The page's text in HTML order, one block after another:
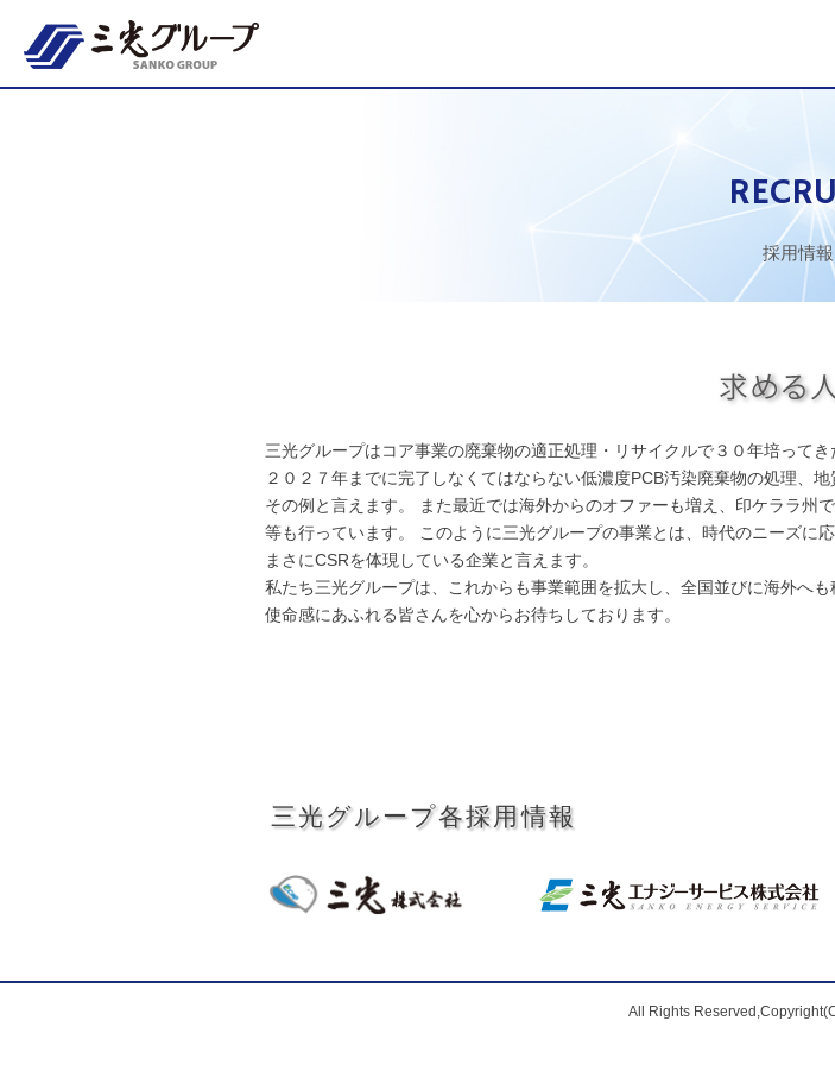
採用情報
三光グループはコア事業の廃棄物の適正処理・リサイクルで３０年培って
２０２７年までに完了しなくてはならない低濃度PCB汚染廃棄物の処理、
その例と言えます。 また最近では海外からのオファーも増え、印ケララ州
等も行っています。 このように三光グループの事業とは、時代のニーズに
まさにCSRを体現している企業と言えます。
私たち三光グループは、これからも事業範囲を拡大し、全国並びに海外へ
使命感にあふれる皆さんを心からお待ちしております。
三光グループ各採用情報
All Rights